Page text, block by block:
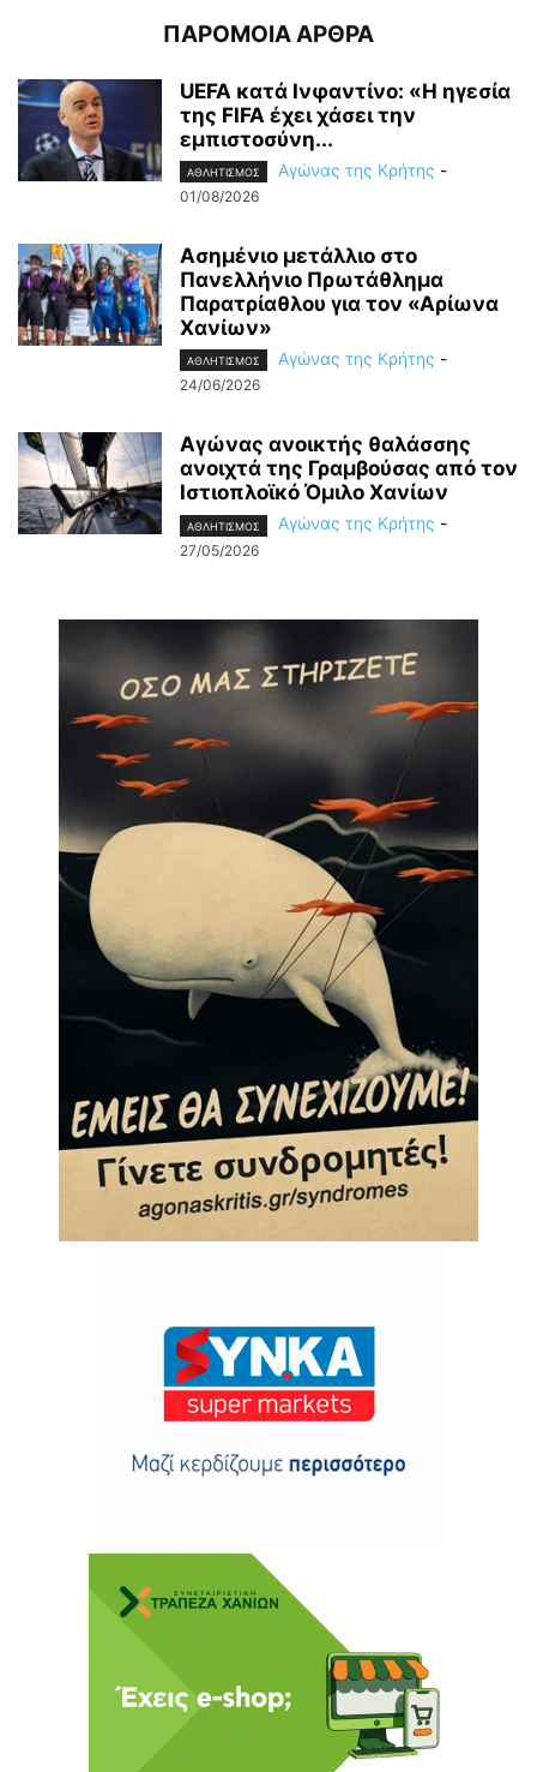
ΠΑΡΟΜΟΙΑ ΑΡΘΡΑ
UEFA κατά Ινφαντίνο: «Η ηγεσία
της FIFA έχει χάσει την
εμπιστοσύνη...
ΑΘΛΗΤΙΣΜΟΣ Αγώνας της Κρήτης -
01/08/2026
Ασημένιο μετάλλιο στο
Πανελλήνιο Πρωτάθλημα
Παρατρίαθλου για τον «Αρίωνα
Χανίων»
ΑΘΛΗΤΙΣΜΟΣ Αγώνας της Κρήτης -
24/06/2026
Αγώνας ανοικτής θαλάσσης
ανοιχτά της Γραμβούσας από τον
Ιστιοπλοϊκό Όμιλο Χανίων
ΑΘΛΗΤΙΣΜΟΣ Αγώνας της Κρήτης -
27/05/2026